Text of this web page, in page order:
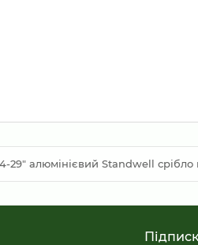
29" алюмінієвий Standwell срібло